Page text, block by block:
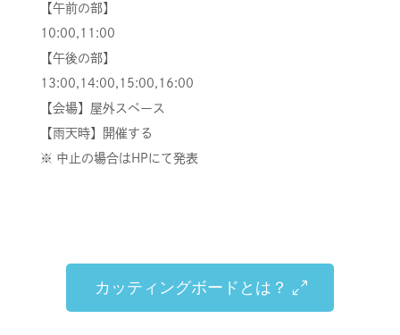
【午前の部】
10:00,11:00
【午後の部】
13:00,14:00,15:00,16:00
【会場】屋外スペース
【雨天時】開催する
※ 中止の場合はHPにて発表
カッティングボードとは？